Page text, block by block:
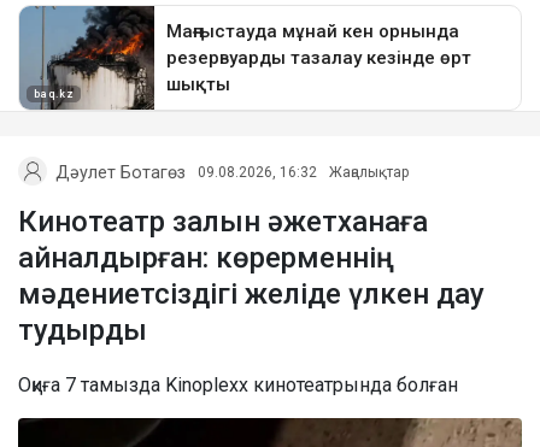
Дәулет Ботагөз 09.08.2026, 16:32 Жаңалықтар
Кинотеатр залын әжетханаға
айналдырған: көрерменнің
мәдениетсіздігі желіде үлкен дау
тудырды
Оқиға 7 тамызда Kinoplexx кинотеатрында болған